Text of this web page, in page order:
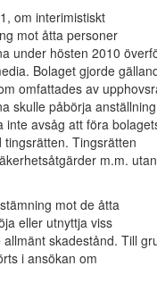
om interimistiskt
mot åtta personer
under hösten 2010
Bolaget gjorde
omfattades av
skulle påbörja anställning
inte avsåg att föra
Tingsrätten
m.m. utan
mot de åtta
eller utnyttja viss
skadestånd. Till
i ansökan om